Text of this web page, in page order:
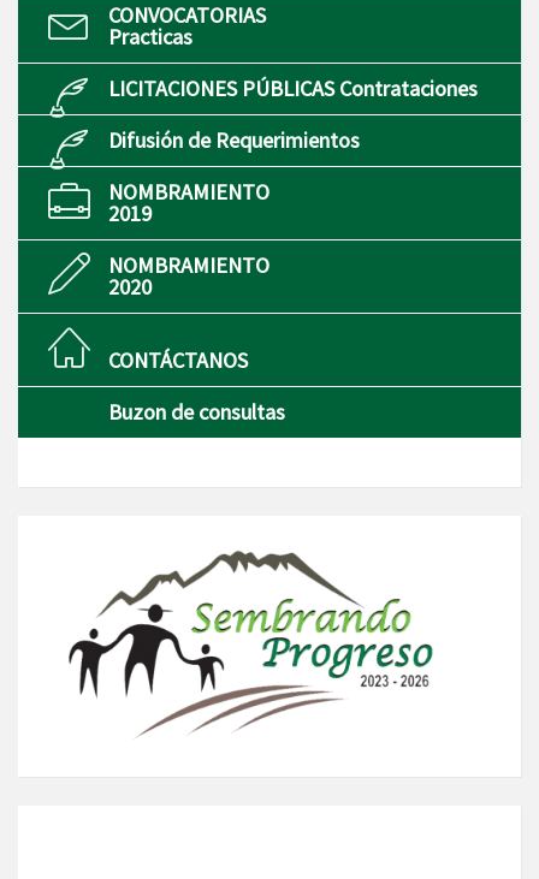
CONVOCATORIAS
Practicas
LICITACIONES PÚBLICAS Contrataciones
Difusión de Requerimientos
NOMBRAMIENTO
2019
NOMBRAMIENTO
2020
CONTÁCTANOS
Buzon de consultas